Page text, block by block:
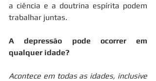
a ciência e a doutrina espírita podem
trabalhar juntas.
A depressão pode ocorrer em
qualquer idade?
Acontece em todas as idades, inclusive